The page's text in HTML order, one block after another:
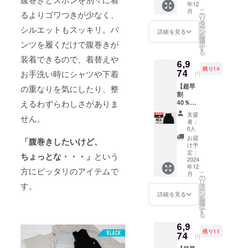
るよりゴワつきが少なく、
シルエットもスッキリ。パ
ンツを履くだけで腹巻きが
装着できるので、着替えや
お手洗い時にシャツや下着
の重なりを気にしたり、整
えるわずらわしさがありま
せん。
「腹巻きしたいけど、
ちょっとな・・・」 という
方にピッタリのアイテムで
す。
きス
ウェッ
トパン
ツ：ブ
ラック
× Lサイ
先着12
名様 一
般販売
予定価
格
11,110
円 (税/
送料
770円
込) [超
早割
40％OF
F]
6,974
円 (税/
送料
770円
年12月
26日発
送予定
年12
月
詳細を見る
こ
の
リ
タ
ー
ン
を
選
択
す
る
6,9
74 円
残り10
【超早
割
40％OF
F】ブ
ラック
× XLサ
イズ
【先着
10名
様】 腹
巻き付
きス
ウェッ
トパン
ツ：ブ
ラック
イズ × 1
枚 先着
10名様
支援
者：
0人
お届
け予
定：
2024
年12
月
詳細を見る
こ
の
リ
タ
ー
ン
を
選
択
す
る
6,9
74 円
残り11